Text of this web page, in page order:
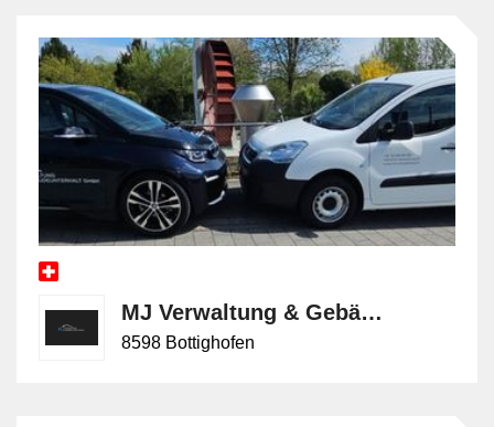
MJ Verwaltung & Gebäudeunterhalt GmbH
8598 Bottighofen